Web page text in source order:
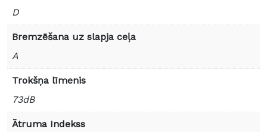
D
Bremzēšana uz slapja ceļa
A
Trokšņa līmenis
73dB
Ātruma Indekss